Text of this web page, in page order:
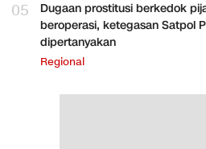
05
Dugaan prostitusi berkedok
beroperasi, ketegasan Satpol
dipertanyakan
Regional